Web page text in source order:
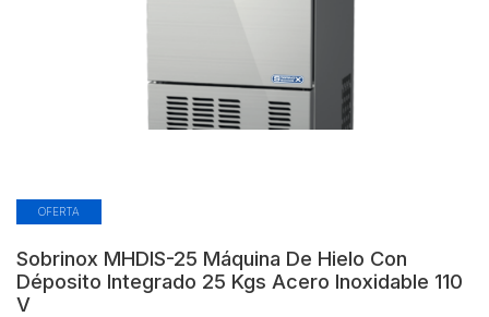
OFERTA
Sobrinox MHDIS-25 Máquina De Hielo Con
Déposito Integrado 25 Kgs Acero Inoxidable 110
V